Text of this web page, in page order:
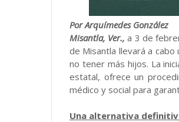
Por Arquímedes González
Misantla, Ver., a 3 de
de Misantla llevará a
no tener más hijos. La
estatal, ofrece un
médico y social para
Una alternativa